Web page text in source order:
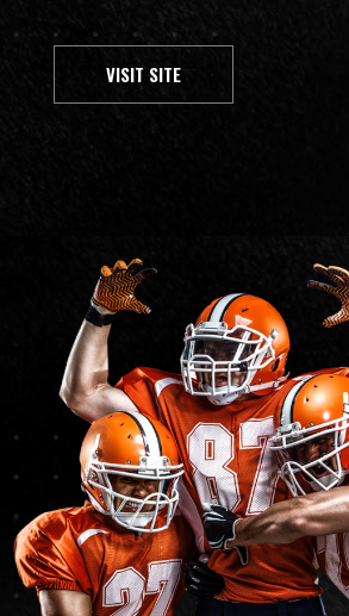
VISIT SITE